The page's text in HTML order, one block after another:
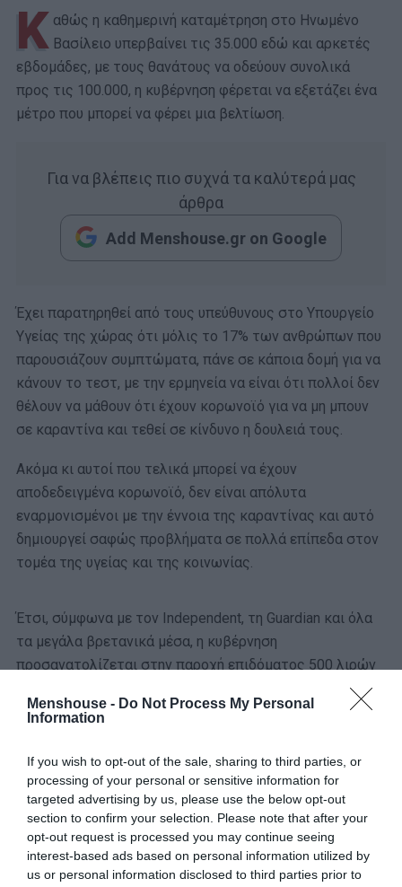
Menshouse - Do Not Process My Personal
Information
If you wish to opt-out of the sale, sharing to third parties, or
processing of your personal or sensitive information for
targeted advertising by us, please use the below opt-out
section to confirm your selection. Please note that after your
opt-out request is processed you may continue seeing
interest-based ads based on personal information utilized by
us or personal information disclosed to third parties prior to
Κ αθώς η καθημερινή καταμέτρηση στο Ηνωμένο
Βασίλειο υπερβαίνει τις 35.000 εδώ και αρκετές
εβδομάδες, με τους θανάτους να οδεύουν συνολικά
προς τις 100.000, η κυβέρνηση φέρεται να εξετάζει ένα
μέτρο που μπορεί να φέρει μια βελτίωση.
Για να βλέπεις πιο συχνά τα καλύτερά μας
άρθρα
Add Menshouse.gr on Google
Έχει παρατηρηθεί από τους υπεύθυνους στο Υπουργείο
Υγείας της χώρας ότι μόλις το 17% των ανθρώπων που
παρουσιάζουν συμπτώματα, πάνε σε κάποια δομή για να
κάνουν το τεστ, με την ερμηνεία να είναι ότι πολλοί δεν
θέλουν να μάθουν ότι έχουν κορωνοϊό για να μη μπουν
σε καραντίνα και τεθεί σε κίνδυνο η δουλειά τους.
Ακόμα κι αυτοί που τελικά μπορεί να έχουν
αποδεδειγμένα κορωνοϊό, δεν είναι απόλυτα
εναρμονισμένοι με την έννοια της καραντίνας και αυτό
δημιουργεί σαφώς προβλήματα σε πολλά επίπεδα στον
τομέα της υγείας και της κοινωνίας.
Έτσι, σύμφωνα με τον Independent, τη Guardian και όλα
τα μεγάλα βρετανικά μέσα, η κυβέρνηση
προσανατολίζεται στην παροχή επιδόματος 500 λιρών
προς όσους έχουν κλείσει ραντεβού για να κάνουν το
τεστ – ήδη στο Λίβερπουλ υπήρξαν πολλοί που
τεστ και ένα ποσοστό 76% των αιτήσεων απορρίφθηκε.
Στόχος είναι και να υπάρχει μια, έστω πρόσκαιρη
οικονομική ανάσα προς τους ασθενείς, αλλά κυρίως ένα
τεράστιο κίνητρο για να μείνουν σπίτι τους και να
παρακινήσουν και φίλους ή συγγενείς να κάνουν το ίδιο.